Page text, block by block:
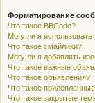
Форматирование
Что такое BBCode?
Могу ли я использовать
Что такое смайлики?
Могу ли я добавлять
Что такое важные
Что такое объявления?
Что такое
Что такое закрытые